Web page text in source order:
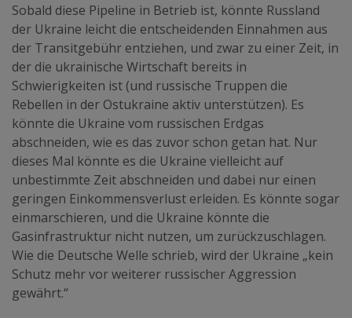
Sobald diese Pipeline in Betrieb ist, könnte Russland
der Ukraine leicht die entscheidenden Einnahmen aus
der Transitgebühr entziehen, und zwar zu einer Zeit, in
der die ukrainische Wirtschaft bereits in
Schwierigkeiten ist (und russische Truppen die
Rebellen in der Ostukraine aktiv unterstützen). Es
könnte die Ukraine vom russischen Erdgas
abschneiden, wie es das zuvor schon getan hat. Nur
dieses Mal könnte es die Ukraine vielleicht auf
unbestimmte Zeit abschneiden und dabei nur einen
geringen Einkommensverlust erleiden. Es könnte sogar
einmarschieren, und die Ukraine könnte die
Gasinfrastruktur nicht nutzen, um zurückzuschlagen.
Wie die Deutsche Welle schrieb, wird der Ukraine „kein
Schutz mehr vor weiterer russischer Aggression
gewährt.“